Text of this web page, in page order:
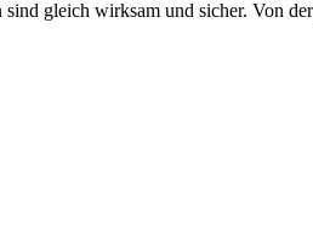
gleich wirksam und sicher. Von